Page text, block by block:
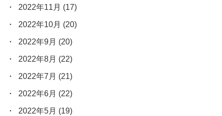
2022年11月 (17)
2022年10月 (20)
2022年9月 (20)
2022年8月 (22)
2022年7月 (21)
2022年6月 (22)
2022年5月 (19)